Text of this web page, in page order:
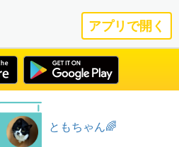
アプリで開く
ともちゃん🌈